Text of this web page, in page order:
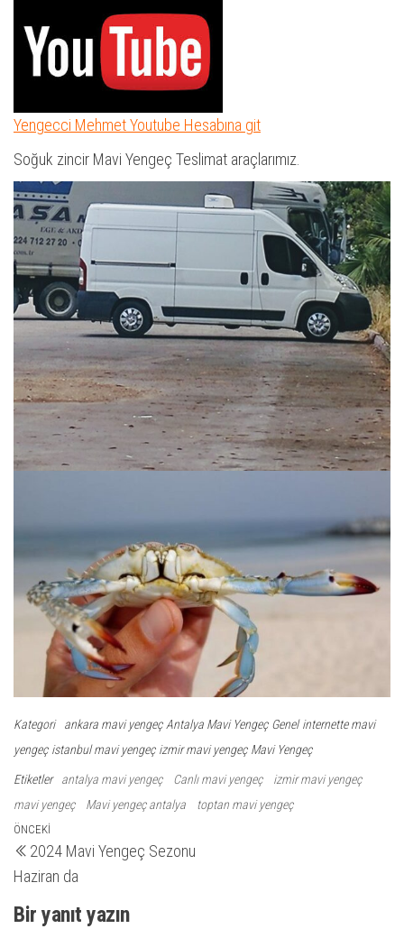
Yengecci Mehmet Youtube Hesabına git
Soğuk zincir Mavi Yengeç Teslimat araçlarımız.
Kategori ankara mavi yengeç Antalya Mavi Yengeç Genel internette mavi
yengeç istanbul mavi yengeç izmir mavi yengeç Mavi Yengeç
Etiketler antalya mavi yengeç Canlı mavi yengeç
izmir mavi yengeç
mavi yengeç
Mavi yengeç antalya toptan mavi yengeç
Yazı
gezinmesi
Önceki
yazı
ÖNCEKI
2024 Mavi Yengeç Sezonu
Haziran da
Bir yanıt yazın